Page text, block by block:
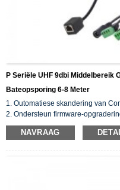
P Seriële UHF 9dbi Middelbereik
Bateopsporing 6-8 Meter
1. Outomatiese skandering van
2. Ondersteun firmware-
3. Ondersteun Uitvoerkonfigurasie/
4. Verskeie landstale
NAVRAAG